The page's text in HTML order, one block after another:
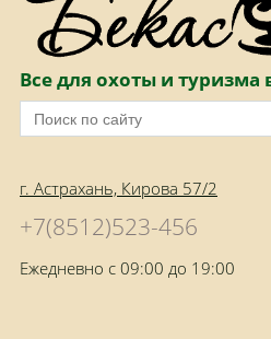
Все для охоты и туризма
г. Астрахань, Кирова 57/2
+7(8512)523-456
Ежедневно с 09:00 до 19:00